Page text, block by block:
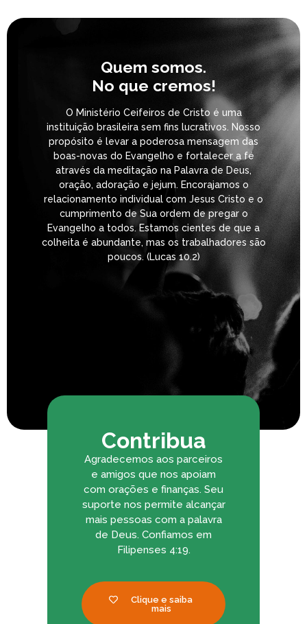
Quem somos.
No que cremos!
O Ministério Ceifeiros de Cristo é uma
instituição brasileira sem fins lucrativos. Nosso
propósito é levar a poderosa mensagem das
boas-novas do Evangelho e fortalecer a fé
através da meditação na Palavra de Deus,
oração, adoração e jejum. Encorajamos o
relacionamento individual com Jesus Cristo e o
cumprimento de Sua ordem de pregar o
Evangelho a todos. Estamos cientes de que a
colheita é abundante, mas os trabalhadores são
poucos. (Lucas 10.2)
Contribua
Agradecemos aos parceiros
e amigos que nos apoiam
com orações e finanças. Seu
suporte nos permite alcançar
mais pessoas com a palavra
de Deus. Confiamos em
Filipenses 4:19.
Clique e saiba
mais